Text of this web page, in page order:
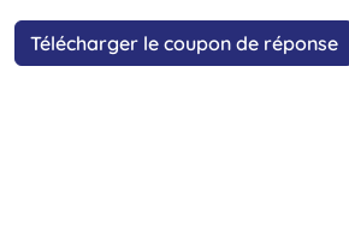
Télécharger le coupon de réponse